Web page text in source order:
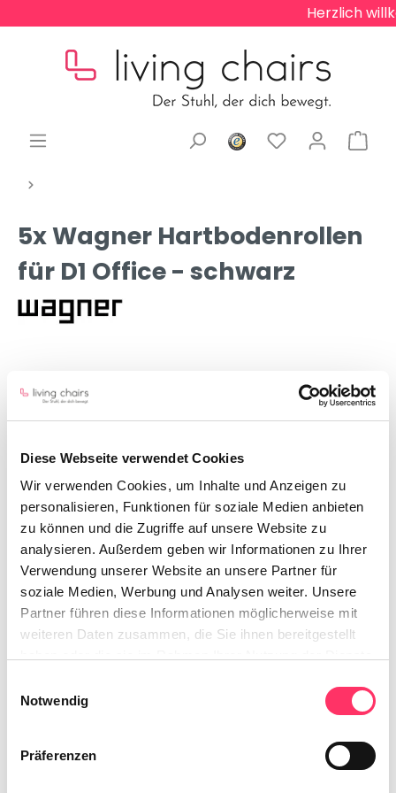
Diese Webseite verwendet Cookies
Wir verwenden Cookies, um Inhalte und Anzeigen zu
personalisieren, Funktionen für soziale Medien anbieten
zu können und die Zugriffe auf unsere Website zu
analysieren. Außerdem geben wir Informationen zu Ihrer
Verwendung unserer Website an unsere Partner für
soziale Medien, Werbung und Analysen weiter. Unsere
Partner führen diese Informationen möglicherweise mit
weiteren Daten zusammen, die Sie ihnen bereitgestellt
Notwendig
Präferenzen
Herzlich
5x Wagner Hartbodenrollen
für D1 Office - schwarz
25,00 €*
Preise inkl. MwSt.
In den Warenkorb
Zum Merkzettel hinzufügen